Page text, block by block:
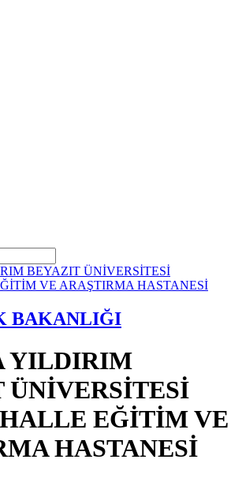
BAKANLIĞI
YILDIRIM
ÜNİVERSİTESİ
EĞİTİM VE
HASTANESİ